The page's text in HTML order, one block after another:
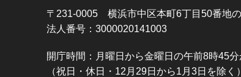
〒231-0005 横浜市中区本町6丁目50番地
法人番号：3000020141003
開庁時間：月曜日から金曜日の午前8時45
（祝日・休日・12月29日から1月3日を除く）